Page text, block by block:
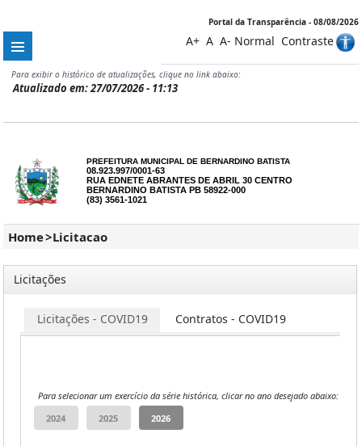
Portal da Transparência - 08/08/2026
A+ A A- Normal Contraste
Para exibir o histórico de atualizações, clique no link abaixo:
Atualizado em: 27/07/2026 - 11:13
PREFEITURA MUNICIPAL DE BERNARDINO BATISTA
08.923.997/0001-63
RUA EDNETE ABRANTES DE ABRIL 30 CENTRO
BERNARDINO BATISTA PB 58922-000
(83) 3561-1021
Home>Licitacao
Licitações
Licitações - COVID19 Contratos - COVID19
Para selecionar um exercício da série histórica, clicar no ano desejado abaixo: